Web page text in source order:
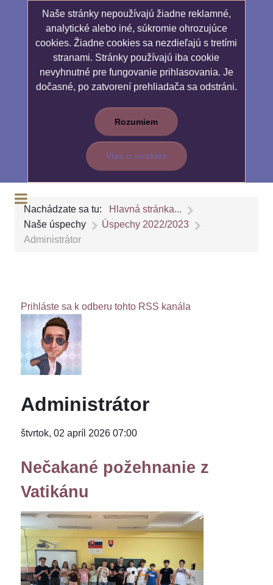
Naše stránky nepoužívajú žiadne reklamné,
analytické alebo iné, súkromie ohrozujúce
cookies. Žiadne cookies sa nezdieľajú s tretími
stranami. Stránky používajú iba cookie
nevyhnutné pre fungovanie prihlasovania. Je
dočasné, po zatvorení prehliadača sa odstráni.
Rozumiem
Viac o cookies
Nachádzate sa tu:
Hlavná stránka...
Naše úspechy
Úspechy 2022/2023
Administrátor
Prihláste sa k odberu tohto RSS kanála
Administrátor
štvrtok, 02 apríl 2026 07:00
Nečakané požehnanie z
Vatikánu